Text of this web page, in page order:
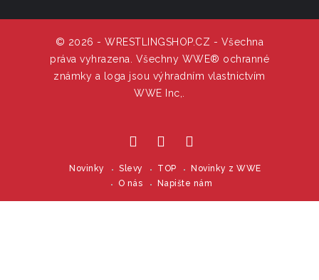
© 2026 - WRESTLINGSHOP.CZ - Všechna
práva vyhrazena. Všechny WWE® ochranné
známky a loga jsou výhradním vlastnictvím
WWE Inc,.
Novinky Slevy TOP
Novinky z WWE
O nás
Napište nám